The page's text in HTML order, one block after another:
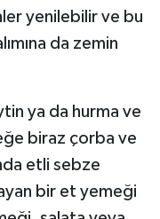
yenilebilir ve bu
da zemin
ya da hurma ve
biraz çorba ve
etli sebze
bir et yemeği